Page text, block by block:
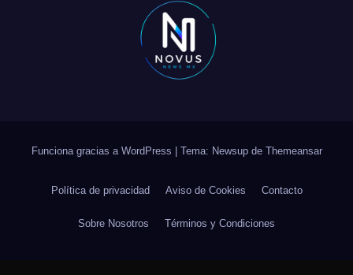
Funciona gracias a WordPress | Tema: Newsup de Themeansar
Política de privacidad Aviso de Cookies Contacto
Sobre Nosotros Términos y Condiciones